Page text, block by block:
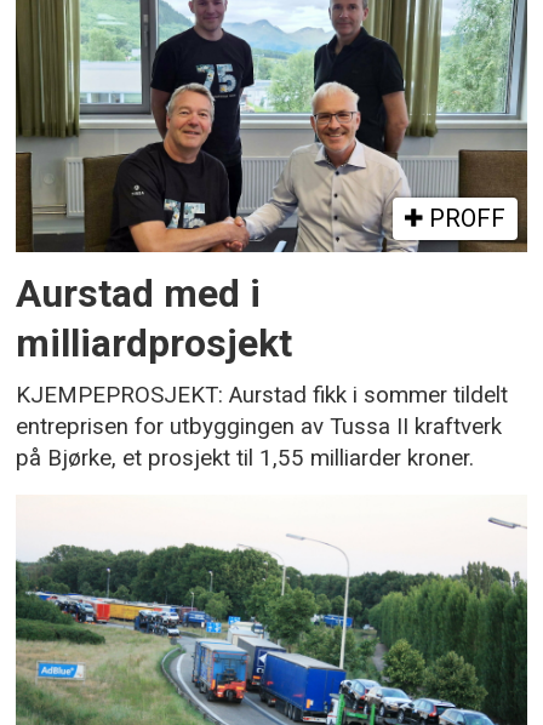
PROFF
Aurstad med i
milliardprosjekt
KJEMPEPROSJEKT: Aurstad fikk i sommer tildelt
entreprisen for utbyggingen av Tussa II kraftverk
på Bjørke, et prosjekt til 1,55 milliarder kroner.